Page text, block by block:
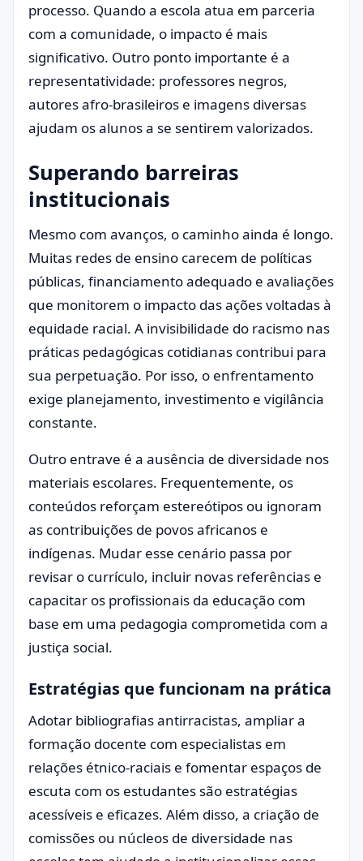
processo. Quando a escola atua em parceria
com a comunidade, o impacto é mais
significativo. Outro ponto importante é a
representatividade: professores negros,
autores afro-brasileiros e imagens diversas
ajudam os alunos a se sentirem valorizados.
Superando barreiras
institucionais
Mesmo com avanços, o caminho ainda é longo.
Muitas redes de ensino carecem de políticas
públicas, financiamento adequado e avaliações
que monitorem o impacto das ações voltadas à
equidade racial. A invisibilidade do racismo nas
práticas pedagógicas cotidianas contribui para
sua perpetuação. Por isso, o enfrentamento
exige planejamento, investimento e vigilância
constante.
Outro entrave é a ausência de diversidade nos
materiais escolares. Frequentemente, os
conteúdos reforçam estereótipos ou ignoram
as contribuições de povos africanos e
indígenas. Mudar esse cenário passa por
revisar o currículo, incluir novas referências e
capacitar os profissionais da educação com
base em uma pedagogia comprometida com a
justiça social.
Estratégias que funcionam na prática
Adotar bibliografias antirracistas, ampliar a
formação docente com especialistas em
relações étnico-raciais e fomentar espaços de
escuta com os estudantes são estratégias
acessíveis e eficazes. Além disso, a criação de
comissões ou núcleos de diversidade nas